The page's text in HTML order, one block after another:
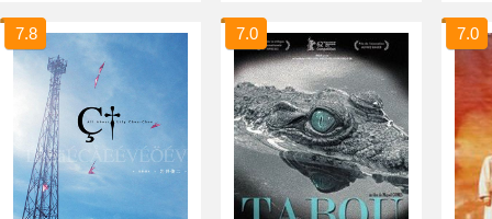
7.8 7.0 7.0